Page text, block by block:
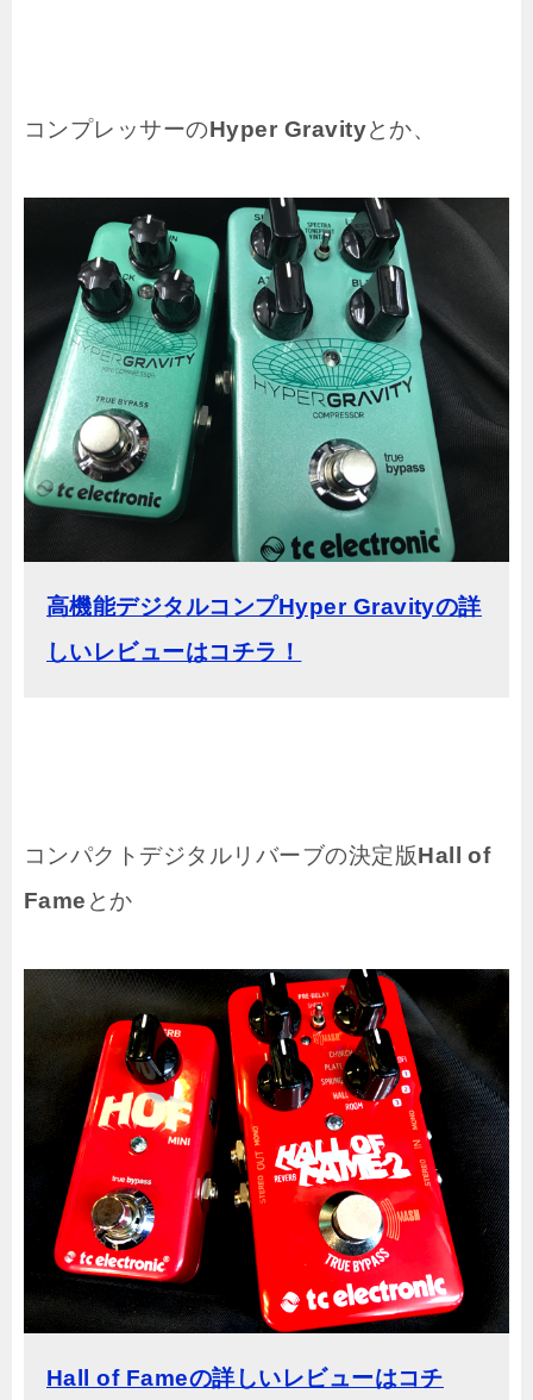
コンプレッサーのHyper Gravityとか、
高機能デジタルコンプHyper Gravityの詳
しいレビューはコチラ！
コンパクトデジタルリバーブの決定版Hall of
Fame とか
Hall of Fameの詳しいレビューはコチ